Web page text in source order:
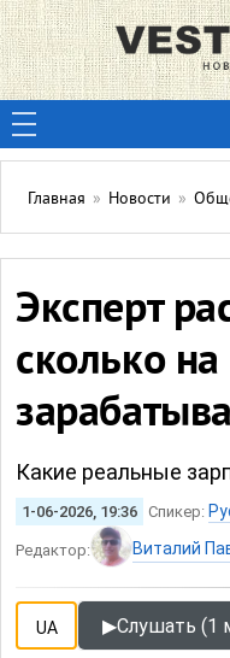
Главная » Новости »
Эксперт
сколько
Какие реальные
1-06-2026, 19:36 Спикер:
Редактор: Виталий
UA ▶Слушать (1